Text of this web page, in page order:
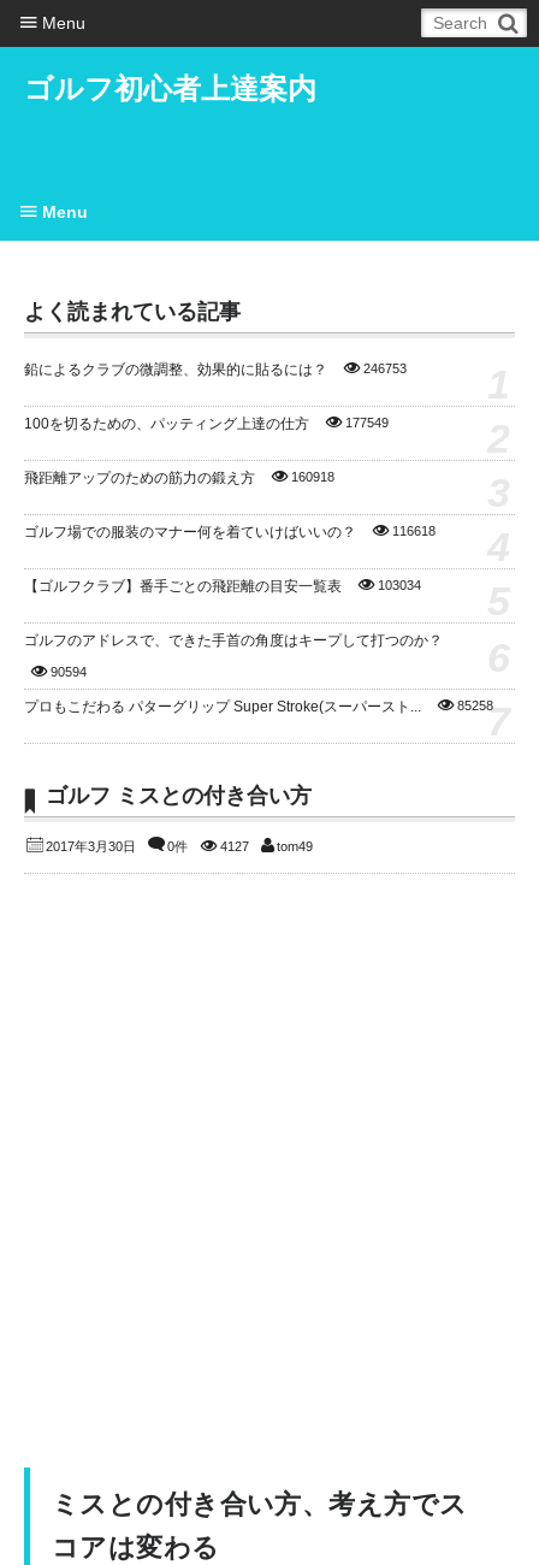
ゴルフ初心者上達案内
よく読まれている記事
鉛によるクラブの微調整、効果的に貼るには？ 246753
100を切るための、パッティング上達の仕方 177549
飛距離アップのための筋力の鍛え方 160918
ゴルフ場での服装のマナー何を着ていけばいいの？ 116618
【ゴルフクラブ】番手ごとの飛距離の目安一覧表 103034
ゴルフのアドレスで、できた手首の角度はキープして打つのか？
90594
プロもこだわる パターグリップ Super Stroke(スーパースト... 85258
7
ゴルフ ミスとの付き合い方
2017年3月30日 0件 4127 tom49
ミスとの付き合い方、考え方でス
コアは変わる
Menu
Menu